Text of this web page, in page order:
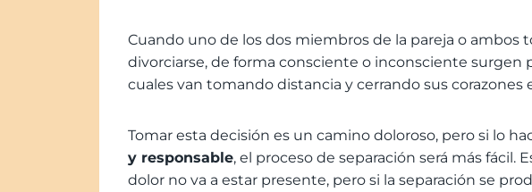
Cuando uno de los dos miembros de la pareja o ambos
divorciarse, de forma consciente o inconsciente surgen
cuales van tomando distancia y cerrando sus corazones
Tomar esta decisión es un camino doloroso, pero si lo
y responsable, el proceso de separación será más fácil.
dolor no va a estar presente, pero si la separación se